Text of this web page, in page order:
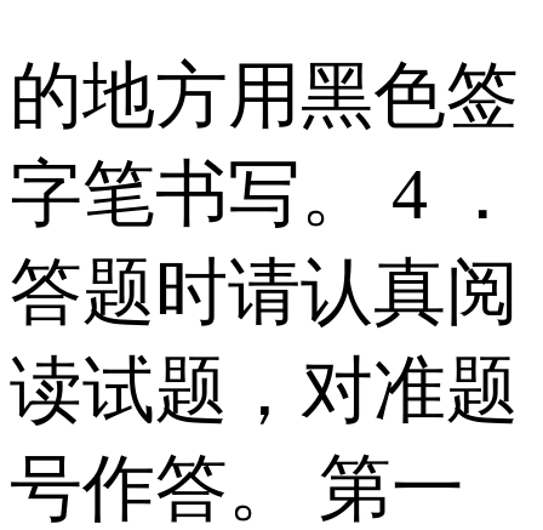
的地方用黑色签
字笔书写。 4 ．
答题时请认真阅
读试题，对准题
号作答。 第一